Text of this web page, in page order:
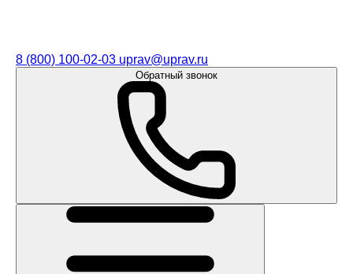
8 (800) 100-02-03 uprav@uprav.ru
Обратный звонок